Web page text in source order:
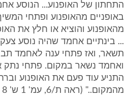
התחתון של האופנוע... הנוסע
באופניים מהאופנוע ופתחי
מהאופנוע והוציא או חלץ את
... בינתיים אחמד שהיה נוסע
תשאר, ואז פתחי ענה לאחמד
ואחמד נשאר במקום. פתחי נתק
התניע עוד פעם את האופנוע
מהמקום.." (ראה ת/6, עמ' 1 ש' 8 - 23).